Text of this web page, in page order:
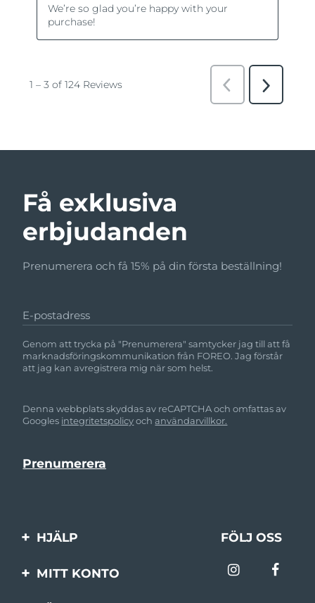
Få exklusiva
erbjudanden
Prenumerera och få 15% på din första beställning!
E-postadress
Genom att trycka på "Prenumerera" samtycker jag till att få
marknadsföringskommunikation från FOREO. Jag förstår
att jag kan avregistrera mig när som helst.
Denna webbplats skyddas av reCAPTCHA och omfattas av
Googles integritetspolicyochanvändarvillkor.
HJÄLP
Kontakta oss
FÖLJ OSS
MITT KONTO